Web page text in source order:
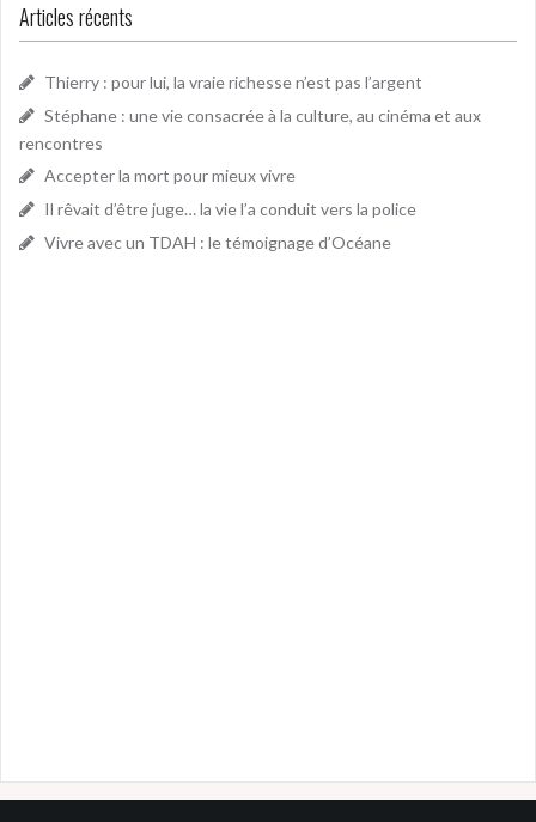
Articles récents
Thierry : pour lui, la vraie richesse n’est pas l’argent
Stéphane : une vie consacrée à la culture, au cinéma et aux
rencontres
Accepter la mort pour mieux vivre
Il rêvait d’être juge… la vie l’a conduit vers la police
Vivre avec un TDAH : le témoignage d’Océane